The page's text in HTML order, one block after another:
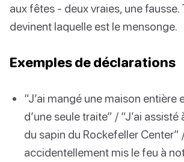
aux fêtes - deux vraies, une fausse.
devinent laquelle est le mensonge.
Exemples de déclarations
“J’ai mangé une maison entière
d’une seule traite” / “J’ai assisté
du sapin du Rockefeller Center” /
accidentellement mis le feu à